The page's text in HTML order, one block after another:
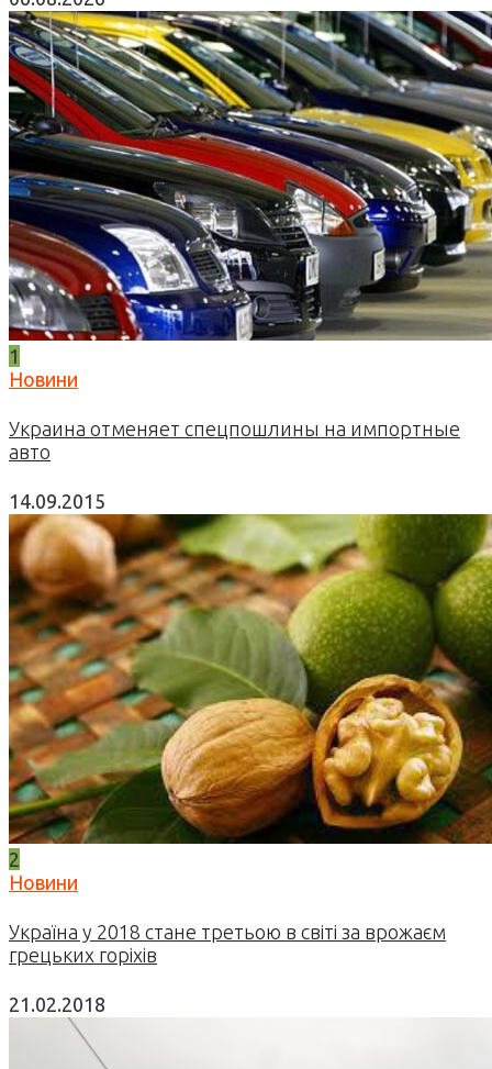
1
Новини
Украина отменяет спецпошлины на импортные
авто
14.09.2015
2
Новини
Україна у 2018 стане третьою в світі за врожаєм
грецьких горіхів
21.02.2018